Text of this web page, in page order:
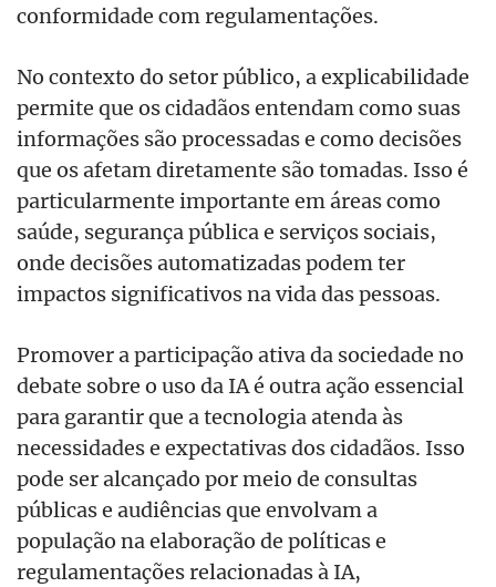
conformidade com regulamentações.
No contexto do setor público, a explicabilidade
permite que os cidadãos entendam como suas
informações são processadas e como decisões
que os afetam diretamente são tomadas. Isso é
particularmente importante em áreas como
saúde, segurança pública e serviços sociais,
onde decisões automatizadas podem ter
impactos significativos na vida das pessoas.
Promover a participação ativa da sociedade no
debate sobre o uso da IA é outra ação essencial
para garantir que a tecnologia atenda às
necessidades e expectativas dos cidadãos. Isso
pode ser alcançado por meio de consultas
públicas e audiências que envolvam a
população na elaboração de políticas e
regulamentações relacionadas à IA,